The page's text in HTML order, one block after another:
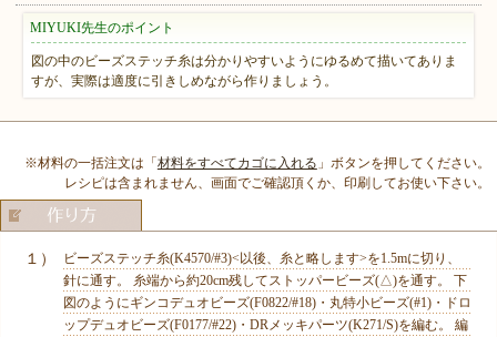
MIYUKI先生のポイント
図の中のビーズステッチ糸は分かりやすいようにゆるめて描いてありま
すが、実際は適度に引きしめながら作りましょう。
※材料の一括注文は「材料をすべてカゴに入れる 」ボタンを押してください。
レシピは含まれません、画面でご確認頂くか、印刷してお使い下さい。
１）
ビーズステッチ糸(K4570/#3)<以後、糸と略します>を1.5mに切り、
針に通す。 糸端から約20cm残してストッパービーズ(△)を通す。 下
図のようにギンコデュオビーズ(F0822/#18)・丸特小ビーズ(#1)・ドロ
ップデュオビーズ(F0177/#22)・DRメッキパーツ(K271/S)を編む。 編